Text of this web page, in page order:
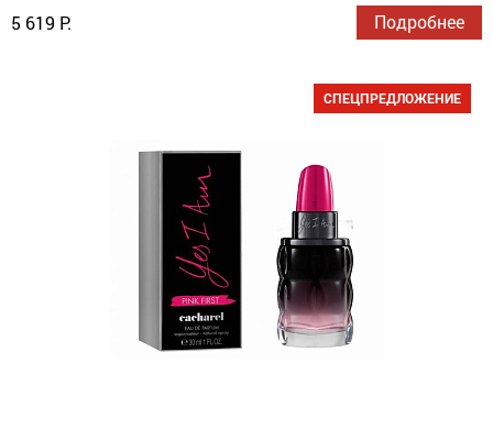
5 619 Р.
Подробнее
СПЕЦПРЕДЛОЖЕНИЕ